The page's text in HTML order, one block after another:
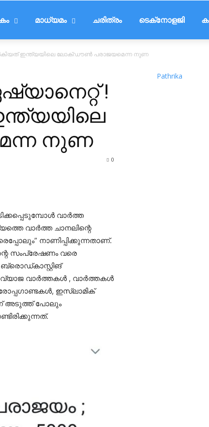
മാധ്യമം ചരിത്രം ടെക്‌നോളജി
ഇന്ത്യയിലെ ലോക്ഡൗൺ പരാജയമെന്ന നുണ
!
നുണ
0
വാർത്ത
വാർത്ത ചാനലിന്റെ
നാണിപ്പിക്കുന്നതാണ്.
സംപ്രേഷണം വരെ
ബ്രൊഡ്കാസ്റ്റിങ്
വ്യാജ വാർത്തകൾ , വാർത്തകൾ
ഇസ്‌ലാമിക്
അടുത്ത് പോലും
Pathrika